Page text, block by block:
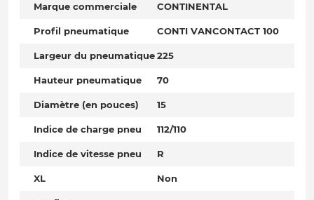
Marque commerciale CONTINENTAL
Profil pneumatique CONTI VANCONTACT 100
Largeur du pneumatique225
Hauteur pneumatique 70
Diamètre (en pouces) 15
Indice de charge pneu 112/110
Indice de vitesse pneu R
XL Non